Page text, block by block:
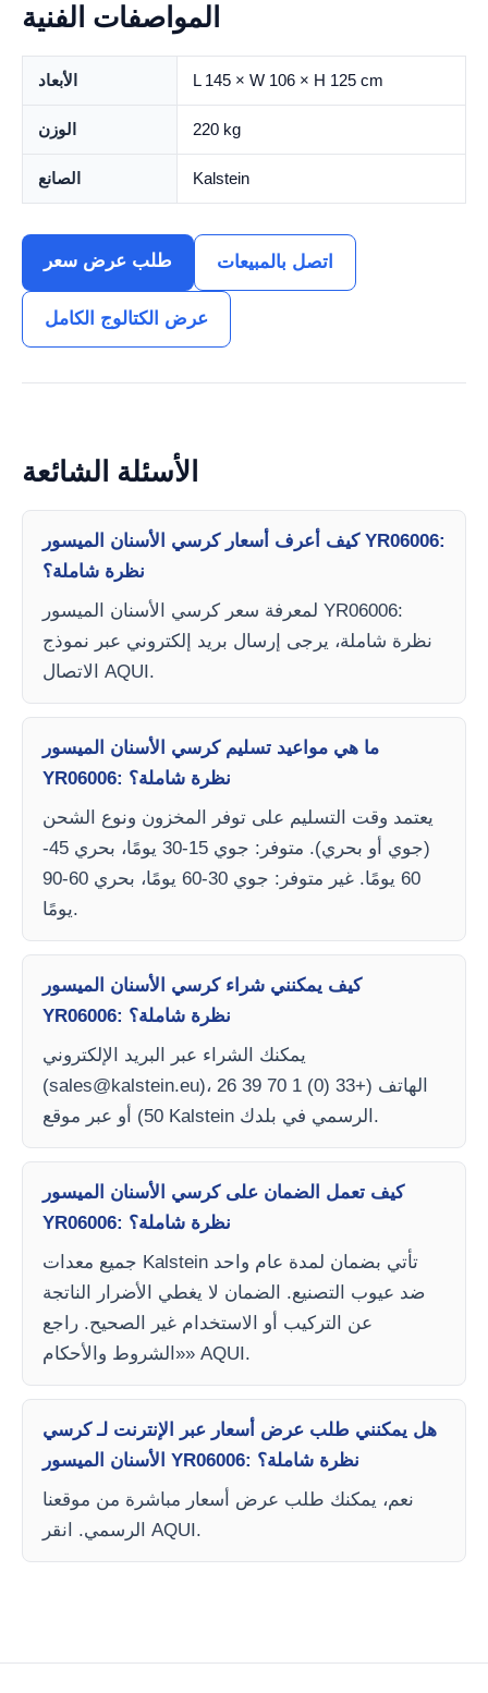
المواصفات الفنية
الأبعاد L 145 × W 106 × H 125 cm
الوزن 220 kg
الصانع Kalstein
طلب عرض سعر اتصل بالمبيعات
عرض الكتالوج الكامل
الأسئلة الشائعة
كيف أعرف أسعار كرسي الأسنان الميسور YR06006:
نظرة شاملة؟
لمعرفة سعر كرسي الأسنان الميسور YR06006:
نظرة شاملة، يرجى إرسال بريد إلكتروني عبر نموذج
الاتصال AQUI.
ما هي مواعيد تسليم كرسي الأسنان الميسور
YR06006: نظرة شاملة؟
يعتمد وقت التسليم على توفر المخزون ونوع الشحن
(جوي أو بحري). متوفر: جوي 15-30 يومًا، بحري 45-
60 يومًا. غير متوفر: جوي 30-60 يومًا، بحري 60-90
يومًا.
كيف يمكنني شراء كرسي الأسنان الميسور
YR06006: نظرة شاملة؟
يمكنك الشراء عبر البريد الإلكتروني
(sales@kalstein.eu)، الهاتف (+33 (0) 1 70 39 26
50) أو عبر موقع Kalstein الرسمي في بلدك.
كيف تعمل الضمان على كرسي الأسنان الميسور
YR06006: نظرة شاملة؟
جميع معدات Kalstein تأتي بضمان لمدة عام واحد
ضد عيوب التصنيع. الضمان لا يغطي الأضرار الناتجة
عن التركيب أو الاستخدام غير الصحيح. راجع
«الشروط والأحكام» AQUI.
هل يمكنني طلب عرض أسعار عبر الإنترنت لـ كرسي
الأسنان الميسور YR06006: نظرة شاملة؟
نعم، يمكنك طلب عرض أسعار مباشرة من موقعنا
الرسمي. انقر AQUI.